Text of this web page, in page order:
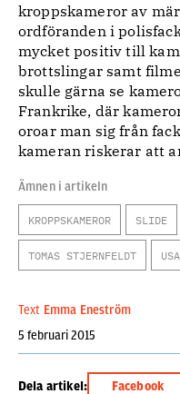
kroppskameror av
ordföranden i
mycket positiv till
brottslingar samt
skulle gärna se
Frankrike, där
oroar man sig från
kameran riskerar att
Ämnen i artikeln
KROPPSKAMEROR SLIDE
TOMAS STJERNFELDT USA
Text Emma Eneström
5 februari 2015
Dela artikel: Facebook